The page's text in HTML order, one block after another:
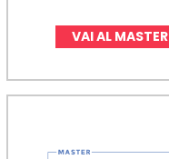
VAI AL MASTER